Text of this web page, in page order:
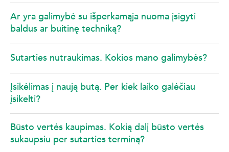
Ar yra galimybė su išperkamąja nuoma įsigyti
baldus ar buitinę techniką?
Sutarties nutraukimas. Kokios mano galimybės?
Įsikėlimas į naują butą. Per kiek laiko galėčiau
įsikelti?
Būsto vertės kaupimas. Kokią dalį būsto vertės
sukaupsiu per sutarties terminą?